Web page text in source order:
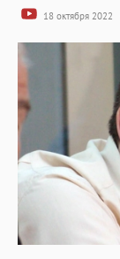
18 октября 2022